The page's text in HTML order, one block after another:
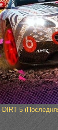
DIRT 5